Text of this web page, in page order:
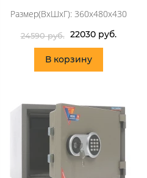
Размер(ВхШхГ): 360x480x430
24590 руб. 22030 руб.
В корзину